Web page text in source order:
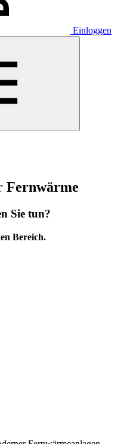
Einloggen
Fernwärme
Sie tun?
Bereich.